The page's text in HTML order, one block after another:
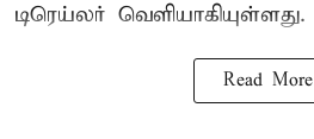
டிரெய்லர் வெளியாகியுள்ளது.
Read More